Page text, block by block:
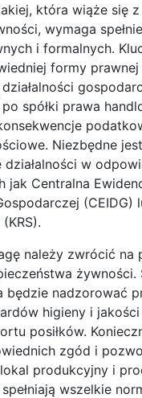
która wiąże się
wymaga
i formalnych.
formy
spółki prawa
Niezbędne
działalności w
jak Centralna
(CEIDG)
należy zwrócić na
żywności.
będzie nadzorować
higieny i
posiłków.
zgód i
produkcyjny i
wszelkie